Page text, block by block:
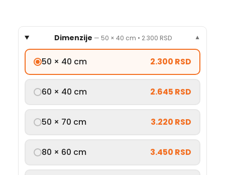
Dimenzije — 50 × 40 cm • 2.300 RSD ▼
50 × 40 cm 2.300 RSD
60 × 40 cm 2.645 RSD
50 × 70 cm 3.220 RSD
80 × 60 cm 3.450 RSD